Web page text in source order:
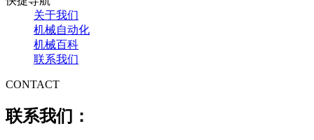
关于我们
机械自动化
机械百科
联系我们
CONTACT
联系我们：